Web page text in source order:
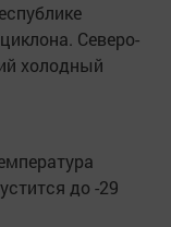
Северо-
холодный
до -29